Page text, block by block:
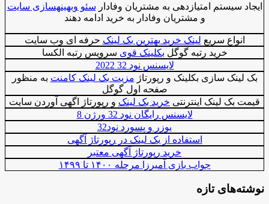
ایجاد سیستم امتیازدهی به مشتریان وفادار سئو وبهینهسازی سایت
و مشتریان وفادار به خرید ادامه دهند
انواع سریع لینک خرید بهترین بک لینک حرفه ای وب سایت
خرید رتبه گوگل بکلینک قوی سرویس رتبه الکسا
لایسنس نود 32 2022
بک لینک سازی بکلینک و رپورتاژ مزیت بک لینک کامنت به منظور
صفحه اول گوگل
قیمت بک لینک اینترنتی خرید بک لینک و رپورتاژ اگهی آوردن سایت
لایسنس رایگان نود 32 ورژن 8
یوزر و پسورد نود32
استفاده از بک لینک در رپورتاژ آگهی
خرید رپورتاژ آگهی معتبر
جواب بازی آمیرزا مرحله ۱۴۰۰ تا ۱۴۹۹
نوشته‌های تازه